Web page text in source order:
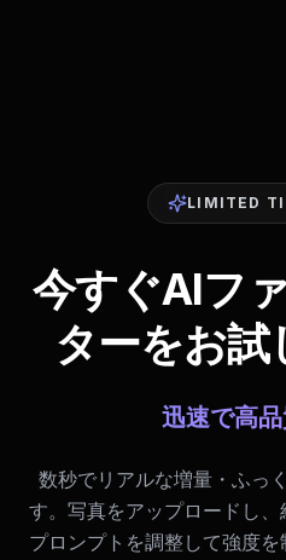
LIMITED
今すぐAIフ
ターをお
迅速で高
数秒でリアルな増量・ふっ
す。写真をアップロードし、
プロンプトを調整して強度